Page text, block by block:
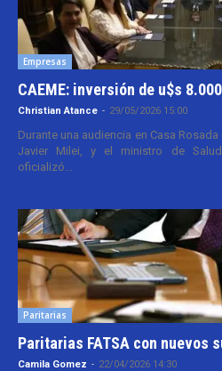
Empresas
CAEME: inversión de u$s
Christian Atance - 29/05/2026 15:00
Durante una audiencia en Casa
Javier Milei, y el ministro de
oficializó...
Paritarias
Paritarias FATSA con nuevos
Camila Gomez - 22/04/2026 14:30